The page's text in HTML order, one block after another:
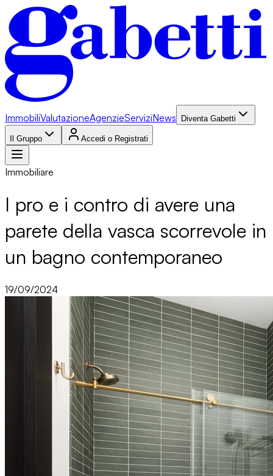
ImmobiliValutazioneAgenzieServiziNews Diventa Gabetti
Il Gruppo Accedi o Registrati
Immobiliare
I pro e i contro di avere una
parete della vasca scorrevole in
un bagno contemporaneo
19/09/2024